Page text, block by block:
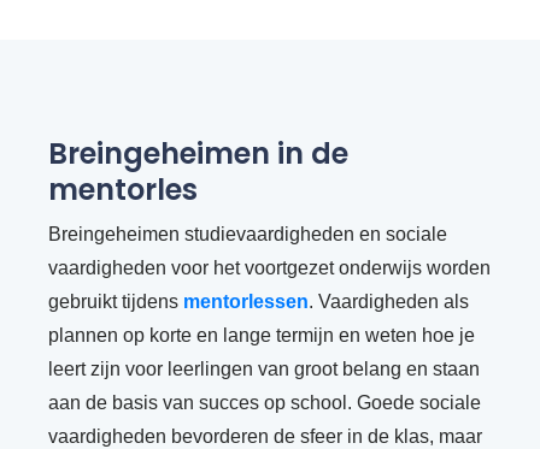
Breingeheimen in de
mentorles
Breingeheimen studievaardigheden en sociale
vaardigheden voor het voortgezet onderwijs worden
gebruikt tijdens mentorlessen. Vaardigheden als
plannen op korte en lange termijn en weten hoe je
leert zijn voor leerlingen van groot belang en staan
aan de basis van succes op school. Goede sociale
vaardigheden bevorderen de sfeer in de klas, maar